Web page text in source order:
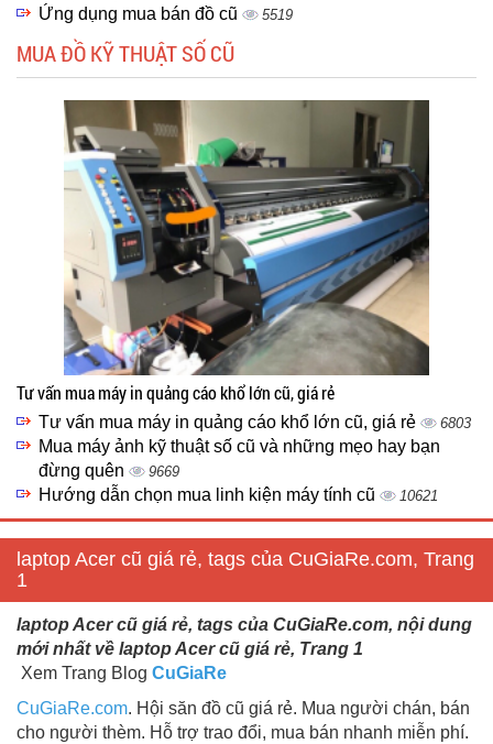
Ứng dụng mua bán đồ cũ 5519
MUA ĐỒ KỸ THUẬT SỐ CŨ
Tư vấn mua máy in quảng cáo khổ lớn cũ, giá rẻ
Tư vấn mua máy in quảng cáo khổ lớn cũ, giá rẻ 6803
Mua máy ảnh kỹ thuật số cũ và những mẹo hay bạn
đừng quên
9669
Hướng dẫn chọn mua linh kiện máy tính cũ 10621
laptop Acer cũ giá rẻ, tags của CuGiaRe.com, Trang
1
laptop Acer cũ giá rẻ, tags của CuGiaRe.com, nội dung
mới nhất về laptop Acer cũ giá rẻ, Trang 1
Xem Trang Blog CuGiaRe
CuGiaRe.com. Hội săn đồ cũ giá rẻ. Mua người chán, bán
cho người thèm. Hỗ trợ trao đổi, mua bán nhanh miễn phí.